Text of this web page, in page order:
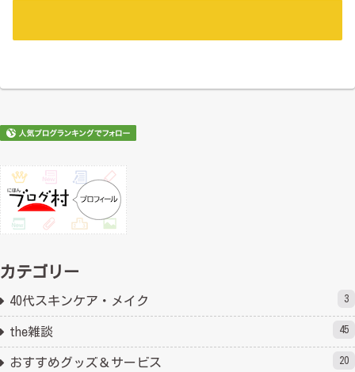
カテゴリー
40代スキンケア・メイク 3
the雑談 45
おすすめグッズ＆サービス 20